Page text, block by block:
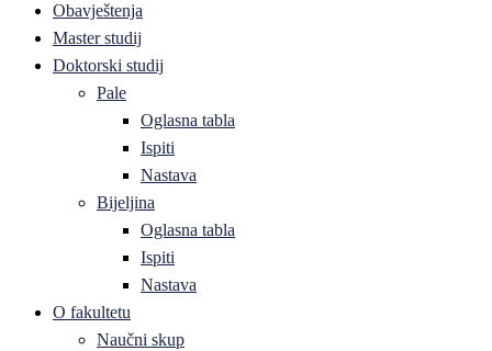
Obavještenja
Master studij
Doktorski studij
Pale
Oglasna tabla
Ispiti
Nastava
Bijeljina
Oglasna tabla
Ispiti
Nastava
O fakultetu
Naučni skup